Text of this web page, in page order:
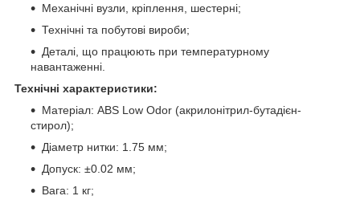
Механічні вузли, кріплення, шестерні;
Технічні та побутові вироби;
Деталі, що працюють при температурному
навантаженні.
Технічні характеристики:
Матеріал: ABS Low Odor (акрилонітрил-бутадієн-
стирол);
Діаметр нитки: 1.75 мм;
Допуск: ±0.02 мм;
Вага: 1 кг;